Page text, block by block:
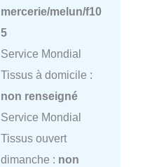
mercerie/melun/f10
5
Service Mondial
Tissus à domicile :
non renseigné
Service Mondial
Tissus ouvert
dimanche : non